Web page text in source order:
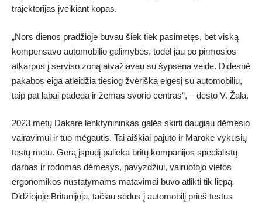
trajektorijas įveikiant kopas.
„Nors dienos pradžioje buvau šiek tiek pasimetęs, bet viską
kompensavo automobilio galimybės, todėl jau po pirmosios
atkarpos į serviso zoną atvažiavau su šypsena veide. Didesnė
pakabos eiga atleidžia tiesiog žvėrišką elgesį su automobiliu,
taip pat labai padeda ir žemas svorio centras“, – dėsto V. Žala.
2023 metų Dakare lenktynininkas galės skirti daugiau dėmesio
vairavimui ir tuo mėgautis. Tai aiškiai pajuto ir Maroke vykusių
testų metu. Gerą įspūdį palieka britų kompanijos specialistų
darbas ir rodomas dėmesys, pavyzdžiui, vairuotojo vietos
ergonomikos nustatymams matavimai buvo atlikti tik liepą
Didžiojoje Britanijoje, tačiau sėdus į automobilį prieš testus